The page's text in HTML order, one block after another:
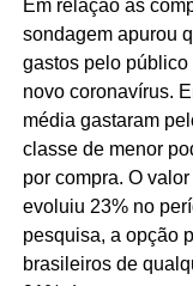
Em relação às
sondagem apurou
gastos pelo
novo coronavírus.
média gastaram
classe de menor
por compra. O
evoluiu 23% no
pesquisa, a opção
brasileiros de